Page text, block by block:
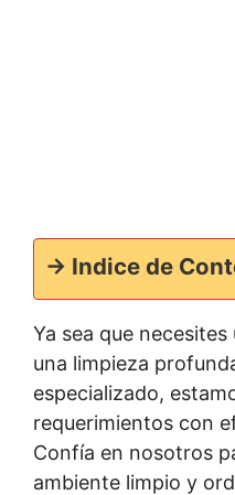
-> Indice de
Ya sea que
una limpieza
especializado,
requerimientos con
Confía en nosotros
ambiente limpio y